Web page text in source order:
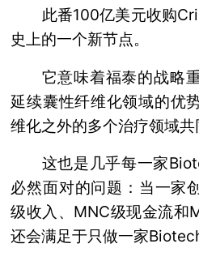
此番100亿美元收购
史上的一个新节点。
它意味着福泰的战略
延续囊性纤维化领域的优
维化之外的多个治疗领域共
这也是几乎每一家
必然面对的问题：当一家
级收入、MNC级现金流和
还会满足于只做一家